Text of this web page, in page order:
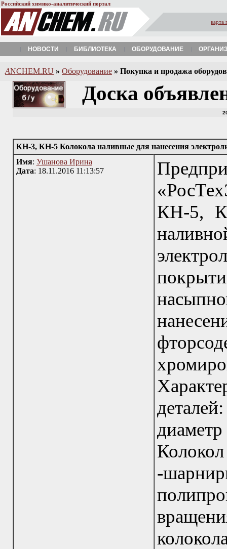
Российский химико-аналитический портал
карта
НОВОСТИ БИБЛИОТЕКА ОБОРУДОВАНИЕ
ANCHEM.RU » Оборудование » Покупка и продажа
Доска
КН-3, КН-5 Колокола наливные для нанесения
Имя: Ушанова Ирина
Дата: 18.11.2016 11:13:57
КН-5,
-